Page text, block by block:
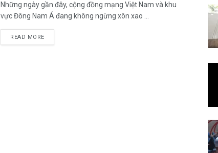
Những ngày gần đây, cộng đồng mạng Việt Nam và khu
vực Đông Nam Á đang không ngừng xôn xao ...
READ MORE